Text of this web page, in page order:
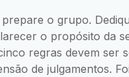
o grupo.
o propósito da
regras devem ser
de julgamentos.